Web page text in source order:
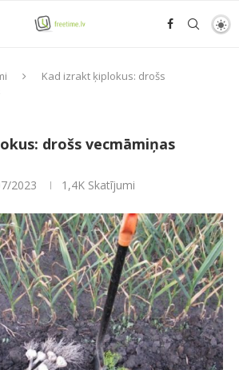
Kad izrakt ķiplokus: drošs
drošs vecmāmiņas
2023 1,4K Skatījumi